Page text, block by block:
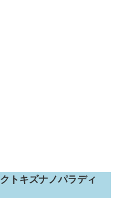
トキズナノパラディ